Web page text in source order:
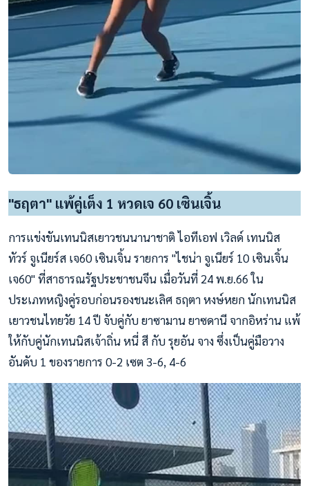
"ธฤตา" แพ้คู่เต็ง 1 หวดเจ 60 เซินเจิ้น
การแข่งขันเทนนิสเยาวชนนานาชาติ ไอทีเอฟ เวิลด์ เทนนิส
ทัวร์ จูเนียร์ส เจ60 เซินเจิ้น รายการ "ไชน่า จูเนียร์ 10 เซินเจิ้น
เจ60" ที่สาธารณรัฐประชาชนจีน เมื่อวันที่ 24 พ.ย.66 ใน
ประเภทหญิงคู่รอบก่อนรองชนะเลิศ ธฤตา หงษ์หยก นักเทนนิส
เยาวชนไทยวัย 14 ปี จับคู่กับ ยาซามาน ยาซดานี จากอิหร่าน แพ้
ให้กับคู่นักเทนนิสเจ้าถิ่น หนี่ สี กับ รุยอัน จาง ซึ่งเป็นคู่มือวาง
อันดับ 1 ของรายการ 0-2 เซต 3-6, 4-6